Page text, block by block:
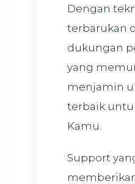
Dengan
terbarukan
dukungan
yang
menjamin
terbaik
Kamu.
Support